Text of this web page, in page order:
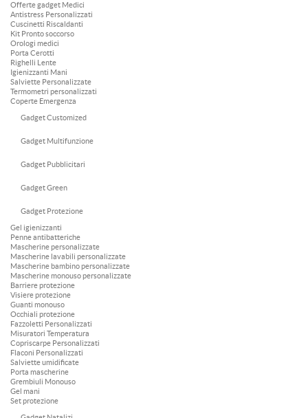
Offerte gadget Medici
Antistress Personalizzati
Cuscinetti Riscaldanti
Kit Pronto soccorso
Orologi medici
Porta Cerotti
Righelli Lente
Igienizzanti Mani
Salviette Personalizzate
Termometri personalizzati
Coperte Emergenza
Gadget Customized
Gadget Multifunzione
Gadget Pubblicitari
Gadget Green
Gadget Protezione
Gel igienizzanti
Penne antibatteriche
Mascherine personalizzate
Mascherine lavabili personalizzate
Mascherine bambino personalizzate
Mascherine monouso personalizzate
Barriere protezione
Visiere protezione
Guanti monouso
Occhiali protezione
Fazzoletti Personalizzati
Misuratori Temperatura
Copriscarpe Personalizzati
Flaconi Personalizzati
Salviette umidificate
Porta mascherine
Grembiuli Monouso
Gel mani
Set protezione